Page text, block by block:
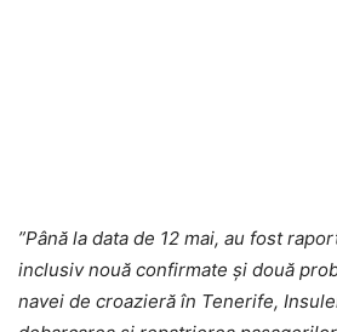
”Până la data de 12 mai, au fost
inclusiv nouă confirmate și două
navei de croazieră în Tenerife,